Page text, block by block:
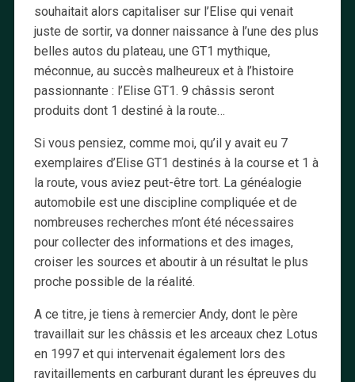
souhaitait alors capitaliser sur l’Elise qui venait
juste de sortir, va donner naissance à l’une des plus
belles autos du plateau, une GT1 mythique,
méconnue, au succès malheureux et à l’histoire
passionnante : l’Elise GT1. 9 châssis seront
produits dont 1 destiné à la route…
Si vous pensiez, comme moi, qu’il y avait eu 7
exemplaires d’Elise GT1 destinés à la course et 1 à
la route, vous aviez peut-être tort. La généalogie
automobile est une discipline compliquée et de
nombreuses recherches m’ont été nécessaires
pour collecter des informations et des images,
croiser les sources et aboutir à un résultat le plus
proche possible de la réalité.
A ce titre, je tiens à remercier Andy, dont le père
travaillait sur les châssis et les arceaux chez Lotus
en 1997 et qui intervenait également lors des
ravitaillements en carburant durant les épreuves du